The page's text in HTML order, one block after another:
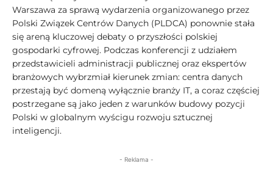
Warszawa za sprawą wydarzenia organizowanego przez
Polski Związek Centrów Danych (PLDCA) ponownie stała
się areną kluczowej debaty o przyszłości polskiej
gospodarki cyfrowej. Podczas konferencji z udziałem
przedstawicieli administracji publicznej oraz ekspertów
branżowych wybrzmiał kierunek zmian: centra danych
przestają być domeną wyłącznie branży IT, a coraz częściej
postrzegane są jako jeden z warunków budowy pozycji
Polski w globalnym wyścigu rozwoju sztucznej
inteligencji.
- Reklama -